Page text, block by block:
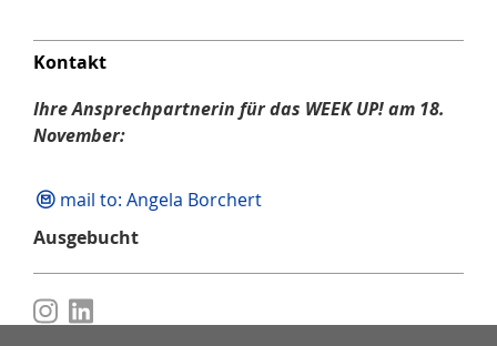
Kontakt
Ihre Ansprechpartnerin für das WEEK UP! am 18.
November:
mail to: Angela Borchert
Ausgebucht